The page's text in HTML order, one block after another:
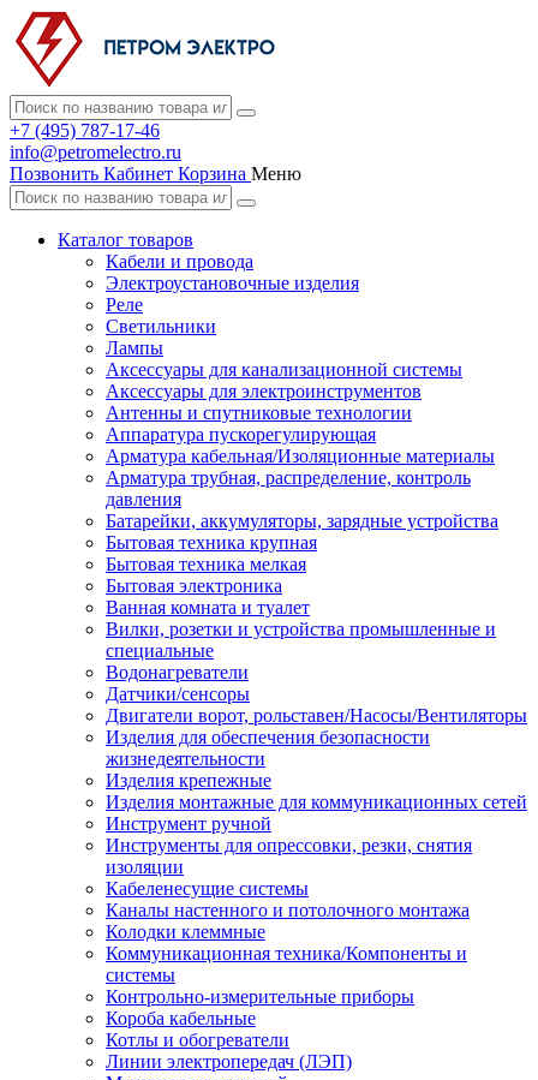
+7 (495) 787-17-46
info@petromelectro.ru
Позвонить Кабинет Корзина Меню
Каталог товаров
Кабели и провода
Электроустановочные изделия
Реле
Светильники
Лампы
Аксессуары для канализационной системы
Аксессуары для электроинструментов
Антенны и спутниковые технологии
Аппаратура пускорегулирующая
Арматура кабельная/Изоляционные материалы
Арматура трубная, распределение, контроль
давления
Батарейки, аккумуляторы, зарядные устройства
Бытовая техника крупная
Бытовая техника мелкая
Бытовая электроника
Ванная комната и туалет
Вилки, розетки и устройства промышленные и
специальные
Водонагреватели
Датчики/сенсоры
Двигатели ворот, рольставен/Насосы/Вентиляторы
Изделия для обеспечения безопасности
жизнедеятельности
Изделия крепежные
Изделия монтажные для коммуникационных сетей
Инструмент ручной
Инструменты для опрессовки, резки, снятия
изоляции
Кабеленесущие системы
Каналы настенного и потолочного монтажа
Колодки клеммные
Коммуникационная техника/Компоненты и
системы
Контрольно-измерительные приборы
Короба кабельные
Котлы и обогреватели
Линии электропередач (ЛЭП)